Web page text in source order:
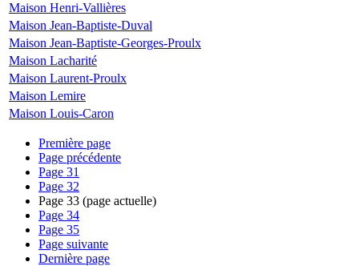
Maison Henri-Vallières
Maison Jean-Baptiste-Duval
Maison Jean-Baptiste-Georges-Proulx
Maison Lacharité
Maison Laurent-Proulx
Maison Lemire
Maison Louis-Caron
Première page
Page précédente
Page 31
Page 32
Page 33 (page actuelle)
Page 34
Page 35
Page suivante
Dernière page